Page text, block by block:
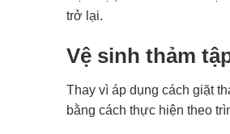
trở lại.
Vệ sinh thảm
Thay vì áp dụng cách giặt
bằng cách thực hiện theo